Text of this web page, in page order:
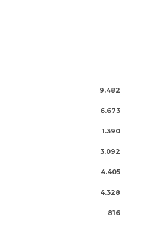
9.482
6.673
1.390
3.092
4.405
4.328
816